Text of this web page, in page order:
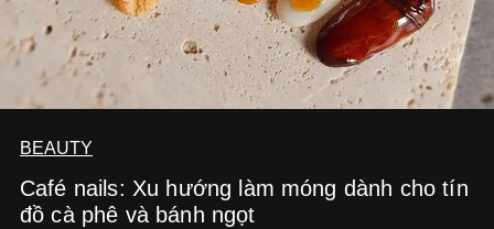
BEAUTY
Café nails: Xu hướng làm móng dành cho tín
đồ cà phê và bánh ngọt